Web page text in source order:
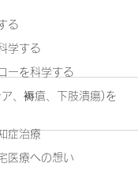
る
学する
ーを科学する
、褥瘡、下肢潰瘍)を
症治療
医療への想い